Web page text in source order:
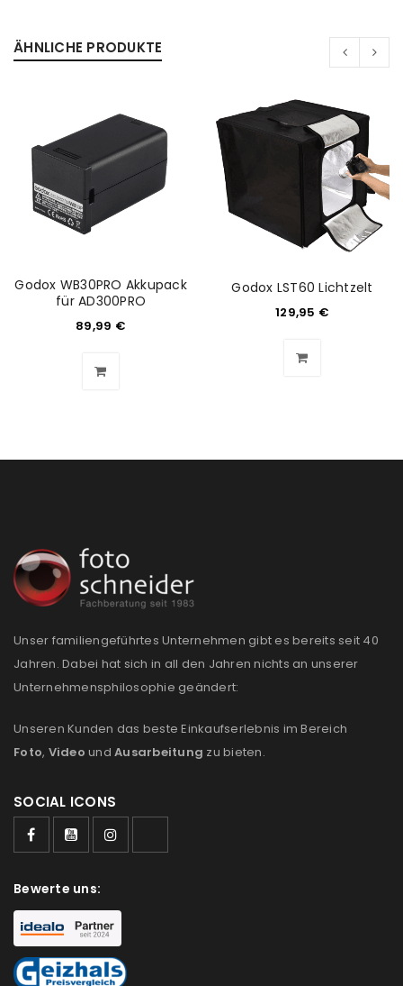
Anmeldeformular geschützt durch
WP Captcha
Angemeldet bleiben
ANMELDEN
PASSWORT VERGESSEN?
REGISTRIEREN
E-Mail-Adresse
Ich stimme zu
akzeptiere dieDatenschutzerklärung. *
REGISTRIEREN
ÄHNLICHE PRODUKTE
Godox WB30PRO Akkupack
für AD300PRO
89,99 €
Godox LST60 Lichtzelt
129,95 €
Unser familiengeführtes Unternehmen gibt es bereits seit 40
Jahren. Dabei hat sich in all den Jahren nichts an unserer
Unternehmensphilosophie geändert:
Unseren Kunden das beste Einkaufserlebnis im Bereich
Foto, Video und Ausarbeitung zu bieten.
SOCIAL ICONS
Bewerte uns: